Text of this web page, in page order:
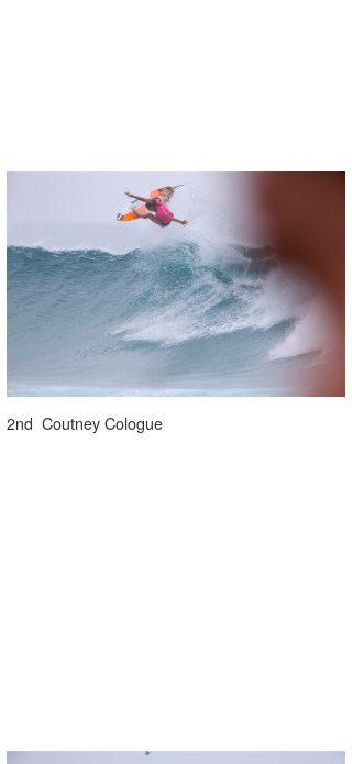
2nd Coutney Cologue